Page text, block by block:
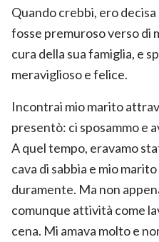
Quando crebbi, ero
fosse premuroso verso di
cura della sua famiglia, e
meraviglioso e felice.
Incontrai mio marito
presentò: ci sposammo e
A quel tempo, eravamo
cava di sabbia e mio
duramente. Ma non
comunque attività come
cena. Mi amava molto e